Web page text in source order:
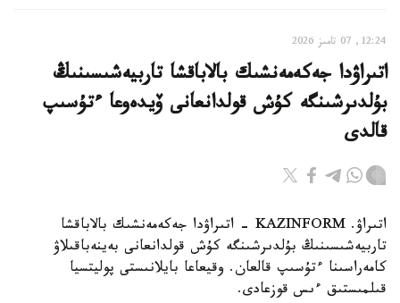
12:24, 07 تامىز 2026
اتىراۋدا جەكەمەنشىك بالاباقشا تاربيەشىسىنىڭ
بۇلدىرشىنگە كۇش قولدانعانى ۆيدەوعا ءتۇسىپ
قالدى
اتىراۋ. KAZINFORM - اتىراۋدا جەكەمەنشىك بالاباقشا
تاربيەشىسىنىڭ بۇلدىرشىنگە كۇش قولدانعانى بەينەباقىلاۋ
كامەراسىنا ءتۇسىپ قالعان. وقيعاعا بايلانىستى پوليتسيا
قىلمىستىق ءىس قوزعادى.